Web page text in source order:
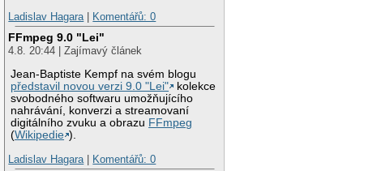
Ladislav Hagara
Komentářů: 0
FFmpeg 9.0 "Lei"
4.8. 20:44 | Zajímavý článek
Jean-Baptiste Kempf na svém blogu
představil novou verzi 9.0 "Lei"
kolekce
svobodného softwaru umožňujícího
nahrávání, konverzi a streamovaní
digitálního zvuku a obrazu FFmpeg
(Wikipedie ).
Ladislav Hagara
Komentářů: 0